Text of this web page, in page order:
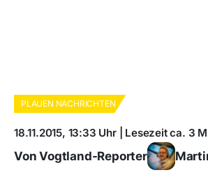
PLAUEN NACHRICHTEN
18.11.2015, 13:33 Uhr | Lesezeit ca. 3
Von Vogtland-Reporter